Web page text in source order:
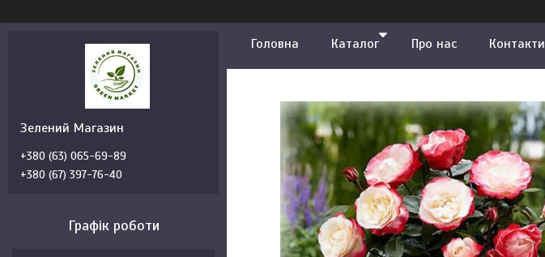
Головна Каталог Про нас Контакти
Зелений Магазин
+380 (63) 065-69-89
+380 (67) 397-76-40
Графік роботи